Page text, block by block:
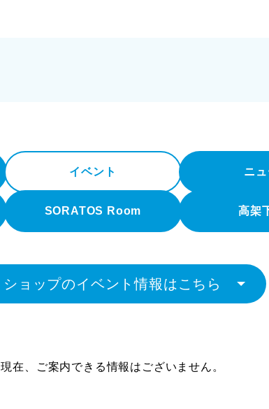
イベント ニ
SORATOS Room 高架
ショップのイベント情報はこちら
現在、ご案内できる情報はございません。